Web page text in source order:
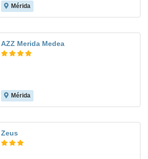
Mérida
AZZ Merida Medea
Mérida
Zeus